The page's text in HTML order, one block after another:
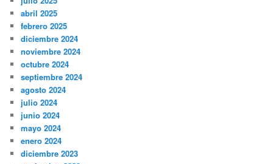
abril 2025
febrero 2025
diciembre 2024
noviembre 2024
octubre 2024
septiembre 2024
agosto 2024
julio 2024
junio 2024
mayo 2024
enero 2024
diciembre 2023